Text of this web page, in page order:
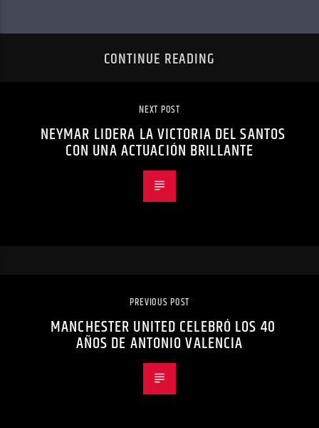
CONTINUE READING
NEXT POST
NEYMAR LIDERA LA VICTORIA DEL SANTOS
CON UNA ACTUACIÓN BRILLANTE
PREVIOUS POST
MANCHESTER UNITED CELEBRÓ LOS 40
AÑOS DE ANTONIO VALENCIA